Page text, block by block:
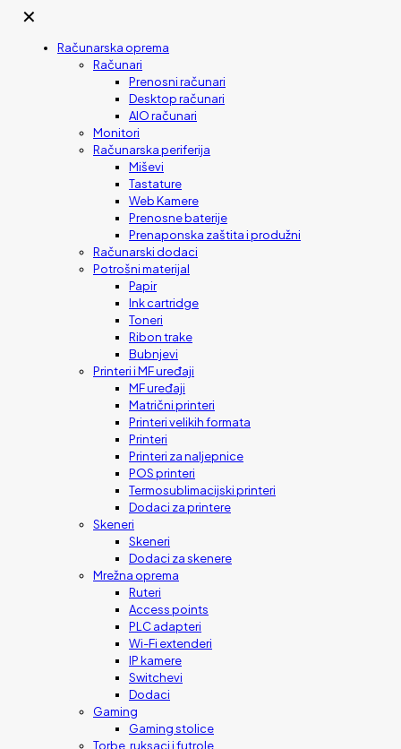
✕
Računarska oprema
Računari
Prenosni računari
Desktop računari
AIO računari
Monitori
Računarska periferija
Miševi
Tastature
Web Kamere
Prenosne baterije
Prenaponska zaštita i produžni
Računarski dodaci
Potrošni materijal
Papir
Ink cartridge
Toneri
Ribon trake
Bubnjevi
Printeri i MF uređaji
MF uređaji
Matrični printeri
Printeri velikih formata
Printeri
Printeri za naljepnice
POS printeri
Termosublimacijski printeri
Dodaci za printere
Skeneri
Skeneri
Dodaci za skenere
Mrežna oprema
Ruteri
Access points
PLC adapteri
Wi-Fi extenderi
IP kamere
Switchevi
Dodaci
Gaming
Gaming stolice
Torbe, ruksaci i futrole